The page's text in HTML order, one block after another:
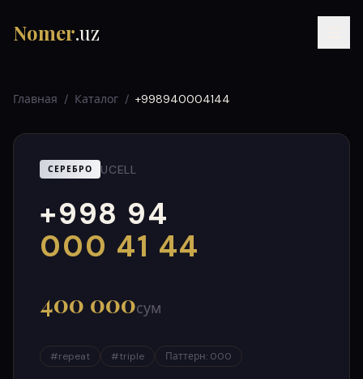
Nomer.uz
UZ УЗ
Главная / Каталог / +998940004144
СЕРЕБРО UCELL
+998 94
000 41 44
000
999
400 000сум
#repeat #triple Паттерн: 000